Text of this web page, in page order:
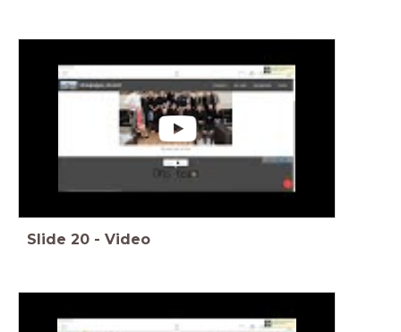
Slide 20 - Video